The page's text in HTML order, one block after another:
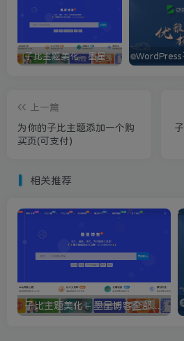
子比主题美化 – 墨星博客全部美化教程分享
上一篇
为你的子比主题添加一个购
买页(可支付)
相关推荐
子比主题美化 – 墨星博客全部美化教程分享